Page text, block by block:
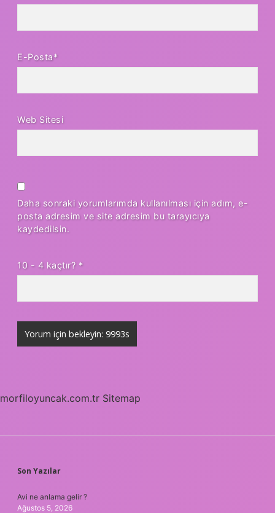
E-Posta*
Web Sitesi
Daha sonraki yorumlarımda kullanılması için adım, e-
posta adresim ve site adresim bu tarayıcıya
kaydedilsin.
10 - 4 kaçtır? *
morfiloyuncak.com.tr Sitemap
SIDEBAR
Son Yazılar
Avi ne anlama gelir ?
Ağustos 5, 2026